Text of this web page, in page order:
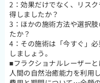
2：効果だけでなく、リス
得しましたか？
3：ほかの施術方法や選択
たか？
4：その施術は「今すぐ」
しましょう。
■フラクショナルレーザー
人間の自然治癒能力を利用